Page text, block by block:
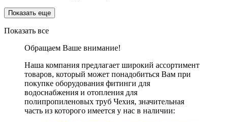
Показать еще
Показать все
Обращаем Ваше внимание!
Наша компания предлагает широкий ассортимент
товаров, который может понадобиться Вам при
покупке оборудования фитинги для
водоснабжения и отопления для
полипропиленовых труб Чехия, значительная
часть из которого имеется у нас в наличии: